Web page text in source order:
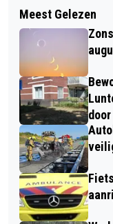
SCHADE IN
WONING
POLITIE
GEWONDE
Meest Gelezen